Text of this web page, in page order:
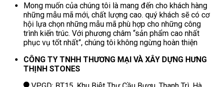
Mong muốn của chúng tôi là mang đến cho khách hàng
những mẫu mã mới, chất lượng cao. quý khách sẽ có cơ
hội lựa chọn những mẫu mã phù hợp cho những công
trình kiến trúc. Với phương châm “sản phẩm cao nhất
phục vụ tốt nhất”, chúng tôi không ngừng hoàn thiện
CÔNG TY TNHH THƯƠNG MẠI VÀ XÂY DỰNG HƯNG
THỊNH STONES